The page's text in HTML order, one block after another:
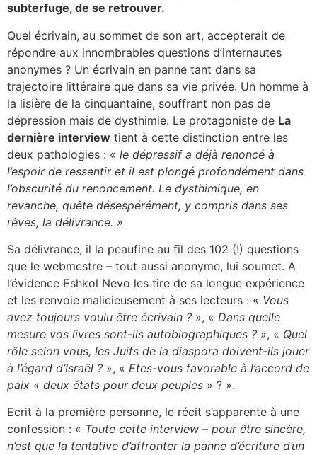
subterfuge, de se retrouver.
Quel écrivain, au sommet de son art, accepterait de
répondre aux innombrables questions d’internautes
anonymes ? Un écrivain en panne tant dans sa
trajectoire littéraire que dans sa vie privée. Un homme à
la lisière de la cinquantaine, souffrant non pas de
dépression mais de dysthimie. Le protagoniste de La
dernière interview tient à cette distinction entre les
deux pathologies : « le dépressif a déjà renoncé à
l’espoir de ressentir et il est plongé profondément dans
l’obscurité du renoncement. Le dysthimique, en
revanche, quête désespérément, y compris dans ses
rêves, la délivrance. »
Sa délivrance, il la peaufine au fil des 102 (!) questions
que le webmestre – tout aussi anonyme, lui soumet. A
l’évidence Eshkol Nevo les tire de sa longue expérience
et les renvoie malicieusement à ses lecteurs : « Vous
avez toujours voulu être écrivain ? », « Dans quelle
mesure vos livres sont-ils autobiographiques ? », « Quel
rôle selon vous, les Juifs de la diaspora doivent-ils jouer
à l’égard d’Israël ? », « Etes-vous favorable à l’accord de
paix « deux états pour deux peuples » ? ».
Ecrit à la première personne, le récit s’apparente à une
confession : « Toute cette interview – pour être sincère,
n’est que la tentative d’affronter la panne d’écriture d’un